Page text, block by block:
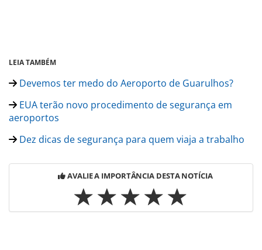
LEIA TAMBÉM
Devemos ter medo do Aeroporto de Guarulhos?
EUA terão novo procedimento de segurança em
aeroportos
Dez dicas de segurança para quem viaja a trabalho
AVALIE A IMPORTÂNCIA DESTA NOTÍCIA